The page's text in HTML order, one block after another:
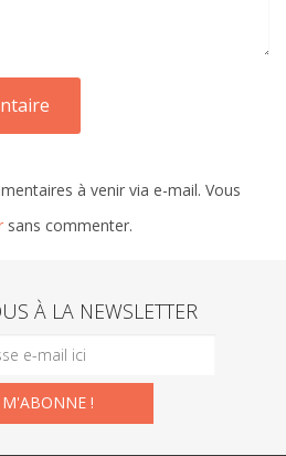
à venir via e-mail. Vous
sans commenter.
À LA NEWSLETTER